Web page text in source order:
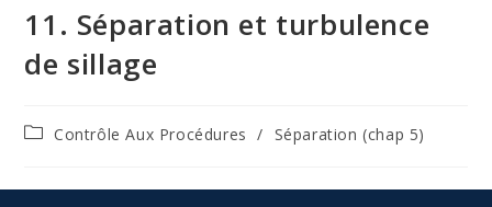
11. Séparation et turbulence
de sillage
PostContrôle Aux Procédures / Séparation (chap 5)